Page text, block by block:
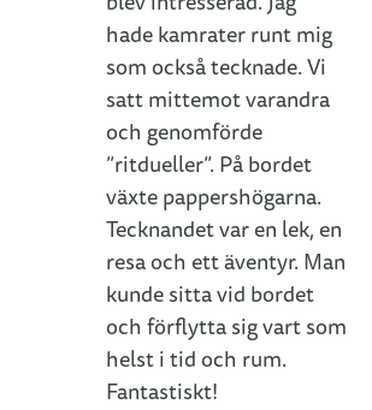
hade kamrater runt mig
som också tecknade. Vi
satt mittemot varandra
och genomförde
”ritdueller”. På bordet
växte pappershögarna.
Tecknandet var en lek, en
resa och ett äventyr. Man
kunde sitta vid bordet
och förflytta sig vart som
helst i tid och rum.
Fantastiskt!